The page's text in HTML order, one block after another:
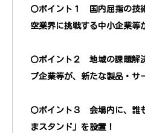
〇ポイント１
国内屈指の技
空業界に挑戦する中小企業等
〇ポイント２ 地域の課題解
プ企業等が、新たな製品・サ
〇ポイント３ 会場内に、誰
まスタンド」を設置！